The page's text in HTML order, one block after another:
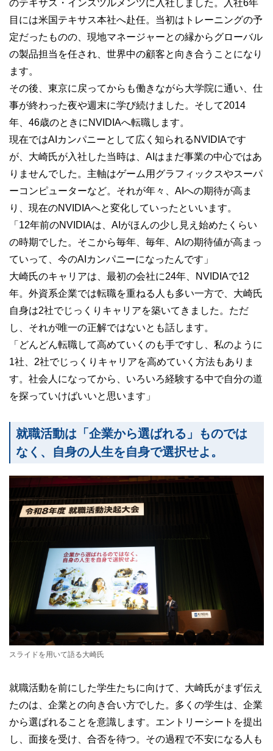
のテキサス・インスツルメンツに入社しました。入社6年
目には米国テキサス本社へ赴任。当初はトレーニングの予
定だったものの、現地マネージャーとの縁からグローバル
の製品担当を任され、世界中の顧客と向き合うことになり
ます。
その後、東京に戻ってからも働きながら大学院に通い、仕
事が終わった夜や週末に学び続けました。そして2014
年、46歳のときにNVIDIAへ転職します。
現在ではAIカンパニーとして広く知られるNVIDIAです
が、大崎氏が入社した当時は、AIはまだ事業の中心ではあ
りませんでした。主軸はゲーム用グラフィックスやスーパ
ーコンピューターなど。それが年々、AIへの期待が高ま
り、現在のNVIDIAへと変化していったといいます。
「12年前のNVIDIAは、AIがほんの少し見え始めたくらい
の時期でした。そこから毎年、毎年、AIの期待値が高まっ
ていって、今のAIカンパニーになったんです」
大崎氏のキャリアは、最初の会社に24年、NVIDIAで12
年。外資系企業では転職を重ねる人も多い一方で、大崎氏
自身は2社でじっくりキャリアを築いてきました。ただ
し、それが唯一の正解ではないとも話します。
「どんどん転職して高めていくのも手ですし、私のように
1社、2社でじっくりキャリアを高めていく方法もありま
す。社会人になってから、いろいろ経験する中で自分の道
を探っていけばいいと思います」
就職活動は「企業から選ばれる」ものでは
なく、自身の人生を自身で選択せよ。
スライドを用いて語る大崎氏
就職活動を前にした学生たちに向けて、大崎氏がまず伝え
たのは、企業との向き合い方でした。多くの学生は、企業
から選ばれることを意識します。エントリーシートを提出
し、面接を受け、合否を待つ。その過程で不安になる人も